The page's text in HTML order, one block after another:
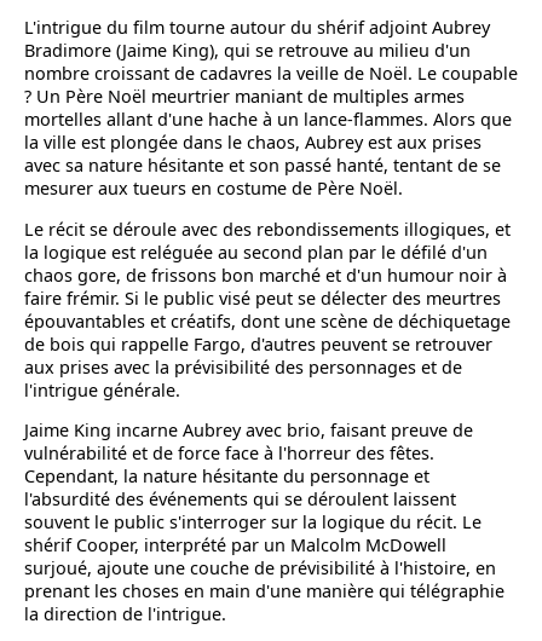
L'intrigue du film tourne autour du shérif adjoint Aubrey
Bradimore (Jaime King), qui se retrouve au milieu d'un
nombre croissant de cadavres la veille de Noël. Le coupable
? Un Père Noël meurtrier maniant de multiples armes
mortelles allant d'une hache à un lance-flammes. Alors que
la ville est plongée dans le chaos, Aubrey est aux prises
avec sa nature hésitante et son passé hanté, tentant de se
mesurer aux tueurs en costume de Père Noël.
Le récit se déroule avec des rebondissements illogiques, et
la logique est reléguée au second plan par le défilé d'un
chaos gore, de frissons bon marché et d'un humour noir à
faire frémir. Si le public visé peut se délecter des meurtres
épouvantables et créatifs, dont une scène de déchiquetage
de bois qui rappelle Fargo, d'autres peuvent se retrouver
aux prises avec la prévisibilité des personnages et de
l'intrigue générale.
Jaime King incarne Aubrey avec brio, faisant preuve de
vulnérabilité et de force face à l'horreur des fêtes.
Cependant, la nature hésitante du personnage et
l'absurdité des événements qui se déroulent laissent
souvent le public s'interroger sur la logique du récit. Le
shérif Cooper, interprété par un Malcolm McDowell
surjoué, ajoute une couche de prévisibilité à l'histoire, en
prenant les choses en main d'une manière qui télégraphie
la direction de l'intrigue.